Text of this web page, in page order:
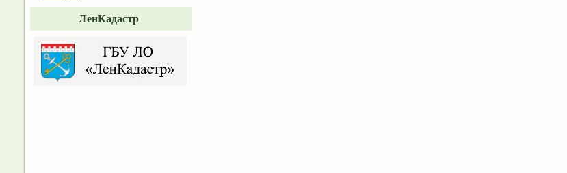
ЛенКадастр